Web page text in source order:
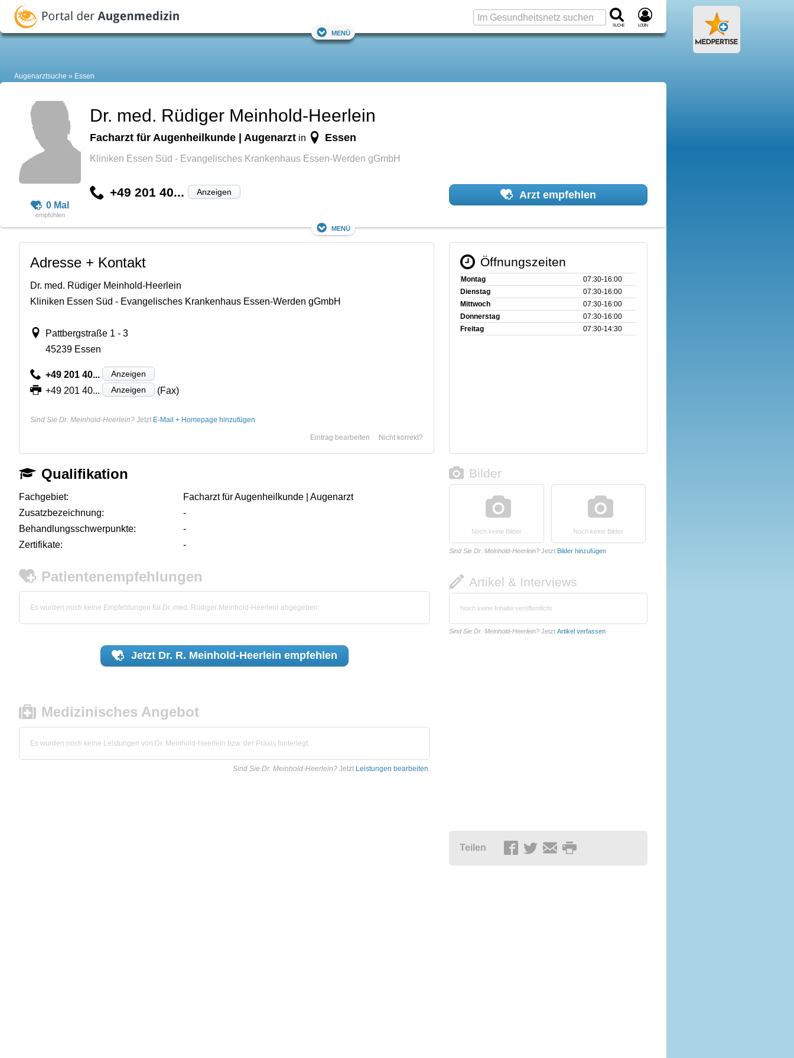
Suche Login
Menü
Augenarztsuche Essen
0 Mal
Dr. med. Rüdiger Meinhold-Heerlein
Facharzt für Augenheilkunde | Augenarzt in Essen
Kliniken Essen Süd - Evangelisches Krankenhaus Essen-Werden gGmbH
+49 201 40... Anzeigen Arzt empfehlen
Menü
Adresse + Kontakt
Dr. med. Rüdiger Meinhold-Heerlein
Kliniken Essen Süd - Evangelisches Krankenhaus Essen-Werden gGmbH
Pattbergstraße 1 - 3
45239 Essen
+49 201 40... Anzeigen
+49 201 40... Anzeigen (Fax)
Sind Sie Dr. Meinhold-Heerlein? Jetzt E-Mail + Homepage hinzufügen
Nicht korrekt?
Eintrag bearbeiten
Öffnungszeiten
Montag
07:30‑16:00
Dienstag
07:30‑16:00
Mittwoch
07:30‑16:00
Donnerstag
07:30‑16:00
Freitag
07:30‑14:30
Qualifikation
Fachgebiet:
Facharzt für Augenheilkunde | Augenarzt
Zusatzbezeichnung:
-
Behandlungsschwerpunkte:
-
Zertifikate:
-
Patientenempfehlungen
Es wurden noch keine Empfehlungen für Dr. med. Rüdiger Meinhold-Heerlein abgegeben.
Jetzt Dr. R. Meinhold-Heerlein empfehlen
Medizinisches Angebot
Es wurden noch keine Leistungen von Dr. Meinhold-Heerlein bzw. der Praxis hinterlegt.
Sind Sie Dr. Meinhold-Heerlein? Jetzt Leistungen bearbeiten.
Bilder
Noch keine Bilder Noch keine Bilder
Sind Sie Dr. Meinhold-Heerlein? Jetzt Bilder hinzufügen
Artikel & Interviews
Noch keine Inhalte veröffentlicht
Sind Sie Dr. Meinhold-Heerlein? Jetzt Artikel verfassen
Teilen